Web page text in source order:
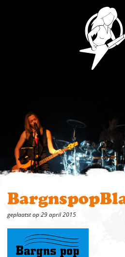
geplaatst op 29 april 2015